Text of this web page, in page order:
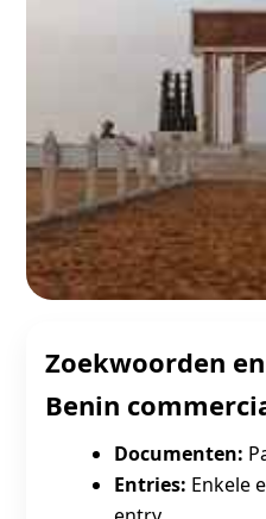
Zoekwoorden
Benin
Documenten:
Entries: Enkele